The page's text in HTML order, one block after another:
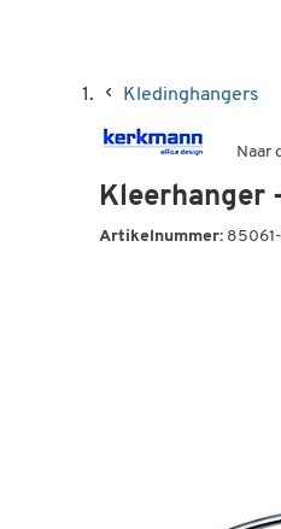
Kledinghangers
Naar
Kleerhanger
Artikelnummer: